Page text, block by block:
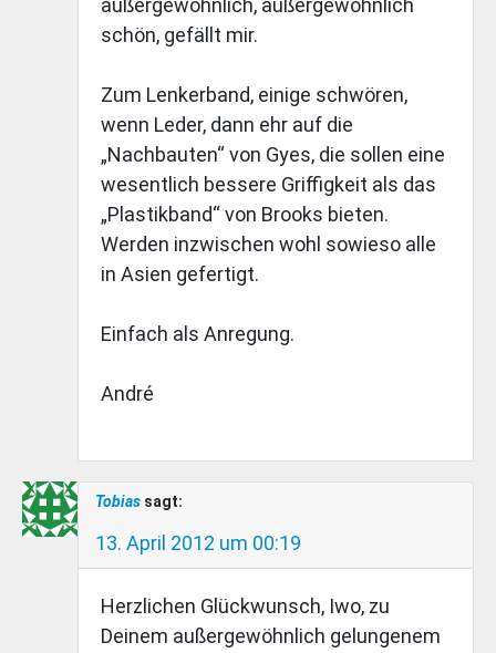
außergewöhnlich, außergewöhnlich
schön, gefällt mir.
Zum Lenkerband, einige schwören,
wenn Leder, dann ehr auf die
„Nachbauten“ von Gyes, die sollen eine
wesentlich bessere Griffigkeit als das
„Plastikband“ von Brooks bieten.
Werden inzwischen wohl sowieso alle
in Asien gefertigt.
Einfach als Anregung.
André
Tobias sagt:
13. April 2012 um 00:19
Herzlichen Glückwunsch, Iwo, zu
Deinem außergewöhnlich gelungenem